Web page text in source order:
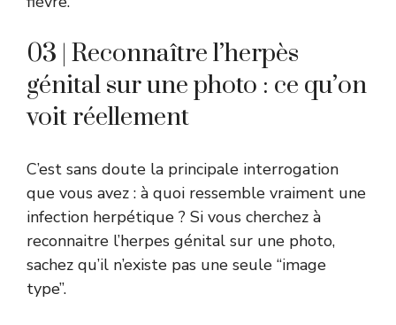
03 | Reconnaître l’herpès
génital sur une photo : ce qu’on
voit réellement
C’est sans doute la principale interrogation
que vous avez : à quoi ressemble vraiment une
infection herpétique ? Si vous cherchez à
reconnaitre l’herpes génital sur une photo,
sachez qu’il n’existe pas une seule “image
type”.